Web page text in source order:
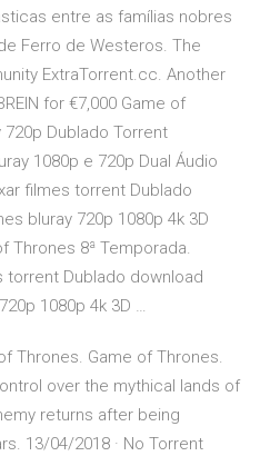
entre as famílias nobres
Ferro de Westeros. The
ExtraTorrent.cc. Another
for €7,000 Game of
720p Dublado Torrent
1080p e 720p Dual Áudio
filmes torrent Dublado
bluray 720p 1080p 4k 3D
Thrones 8ª Temporada.
torrent Dublado download
1080p 4k 3D …
Thrones. Game of Thrones.
over the mythical lands of
returns after being
13/04/2018 · No Torrent